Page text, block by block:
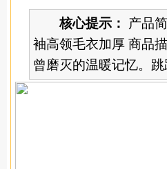
核心提示：
产品
袖高领毛衣加厚 商品
曾磨灭的温暖记忆。